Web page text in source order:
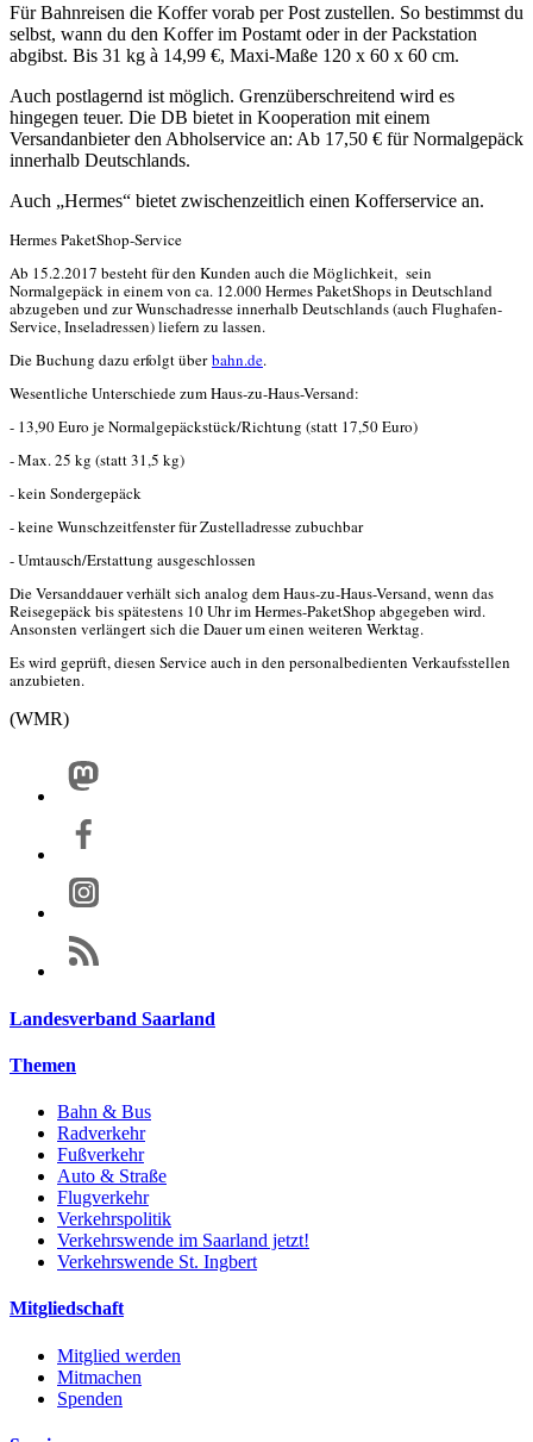
Für Bahnreisen die Koffer vorab per Post zustellen. So bestimmst du
selbst, wann du den Koffer im Postamt oder in der Packstation
abgibst. Bis 31 kg à 14,99 €, Maxi-Maße 120 x 60 x 60 cm.
Auch postlagernd ist möglich. Grenzüberschreitend wird es
hingegen teuer. Die DB bietet in Kooperation mit einem
Versandanbieter den Abholservice an: Ab 17,50 € für Normalgepäck
innerhalb Deutschlands.
Auch „Hermes“ bietet zwischenzeitlich einen Kofferservice an.
Hermes PaketShop-Service
Ab 15.2.2017 besteht für den Kunden auch die Möglichkeit, sein
Normalgepäck in einem von ca. 12.000 Hermes PaketShops in Deutschland
abzugeben und zur Wunschadresse innerhalb Deutschlands (auch Flughafen-
Service, Inseladressen) liefern zu lassen.
Die Buchung dazu erfolgt über bahn.de.
Wesentliche Unterschiede zum Haus-zu-Haus-Versand:
- 13,90 Euro je Normalgepäckstück/Richtung (statt 17,50 Euro)
- Max. 25 kg (statt 31,5 kg)
- kein Sondergepäck
- keine Wunschzeitfenster für Zustelladresse zubuchbar
- Umtausch/Erstattung ausgeschlossen
Die Versanddauer verhält sich analog dem Haus-zu-Haus-Versand, wenn das
Reisegepäck bis spätestens 10 Uhr im Hermes-PaketShop abgegeben wird.
Ansonsten verlängert sich die Dauer um einen weiteren Werktag.
Es wird geprüft, diesen Service auch in den personalbedienten Verkaufsstellen
anzubieten.
(WMR)
Landesverband Saarland
Themen
Bahn & Bus
Radverkehr
Fußverkehr
Auto & Straße
Flugverkehr
Verkehrspolitik
Verkehrswende im Saarland jetzt!
Verkehrswende St. Ingbert
Mitgliedschaft
Mitglied werden
Mitmachen
Spenden